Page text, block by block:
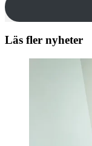
Läs fler nyheter